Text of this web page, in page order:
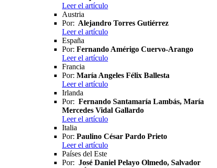
Leer el artículo
Austria
Por: Alejandro Torres Gutiérrez
Leer el artículo
España
Por: Fernando Amérigo Cuervo-Arango
Leer el artículo
Francia
Por: María Angeles Félix Ballesta
Leer el artículo
Irlanda
Por: Fernando Santamaría Lambás, María
Mercedes Vidal Gallardo
Leer el artículo
Italia
Por: Paulino César Pardo Prieto
Leer el artículo
Países del Este
Por: José Daniel Pelayo Olmedo, Salvador